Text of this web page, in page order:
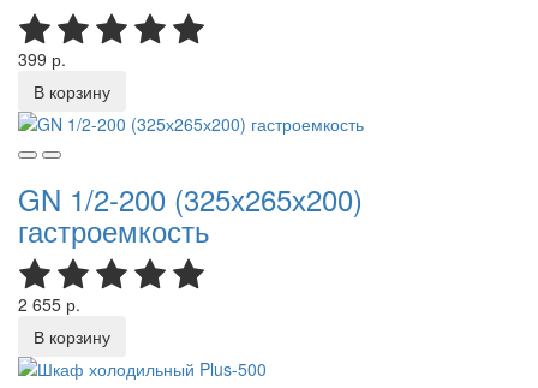
399 р.
В корзину
GN 1/2-200 (325х265х200)
гастроемкость
2 655 р.
В корзину